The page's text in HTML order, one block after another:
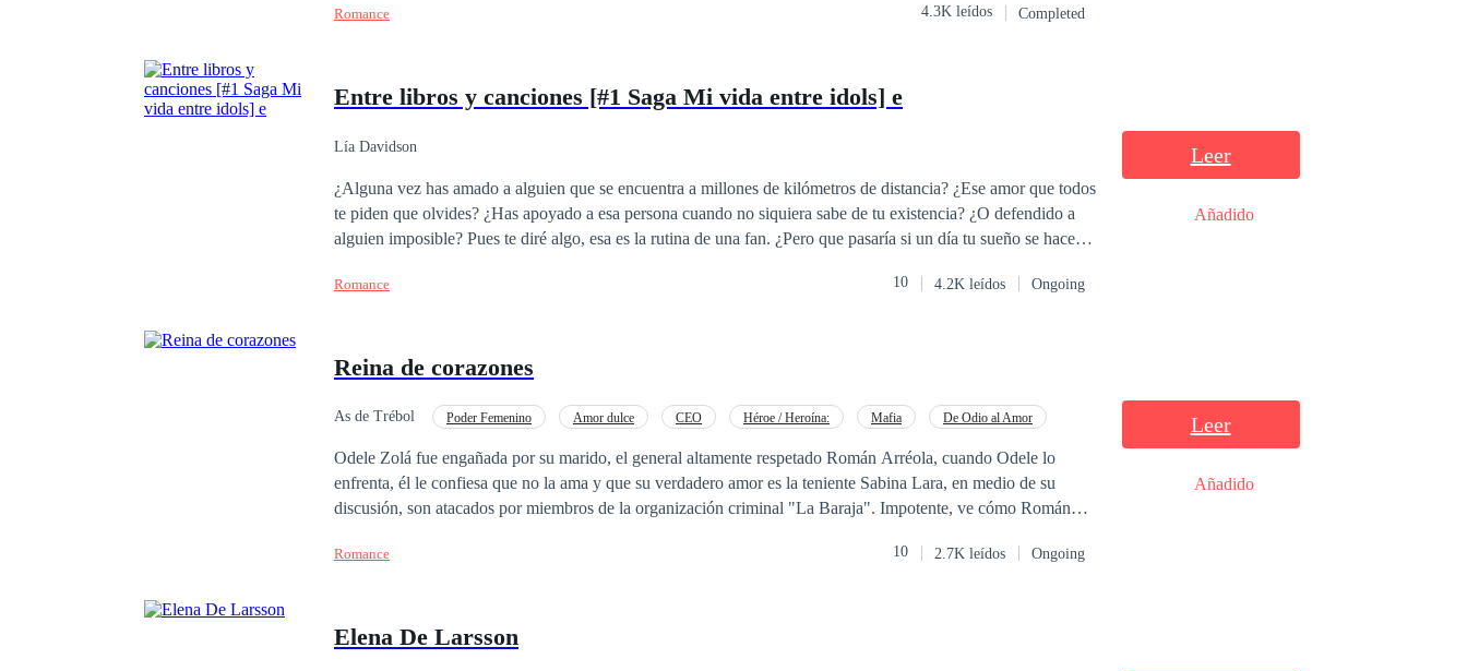
Romance 4.3K leídos Completed
Entre libros y canciones [#1 Saga Mi vida entre idols] e
Lía Davidson
¿Alguna vez has amado a alguien que se encuentra a millones de kilómetros de distancia? ¿Ese amor que todos
te piden que olvides? ¿Has apoyado a esa persona cuando no siquiera sabe de tu existencia? ¿O defendido a
alguien imposible? Pues te diré algo, esa es la rutina de una fan. ¿Pero que pasaría si un día tu sueño se hace
mejor renunciar a todo.
Romance 10 4.2K leídos Ongoing
Leer
Añadido
Reina de corazones
As de Trébol Poder Femenino Amor dulce CEO Héroe / Heroína: Mafia
De Odio al Amor
Odele Zolá fue engañada por su marido, el general altamente respetado Román Arréola, cuando Odele lo
enfrenta, él le confiesa que no la ama y que su verdadero amor es la teniente Sabina Lara, en medio de su
discusión, son atacados por miembros de la organización criminal "La Baraja". Impotente, ve cómo Román
que morirá y a Odele se le rompe el corazón una vez más. Más tarde, Odele despierta en un basurero en otro
hicieron.
Romance 10 2.7K leídos Ongoing
Leer
Añadido
Elena De Larsson